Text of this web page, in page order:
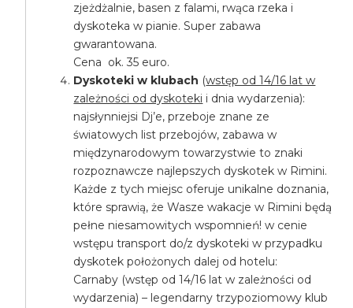
zjeżdżalnie, basen z falami, rwąca rzeka i
dyskoteka w pianie. Super zabawa
gwarantowana.
Cena ok. 35 euro.
Dyskoteki w klubach (wstęp od 14/16 lat w
zależności od dyskoteki i dnia wydarzenia):
najsłynniejsi Dj’e, przeboje znane ze
światowych list przebojów, zabawa w
międzynarodowym towarzystwie to znaki
rozpoznawcze najlepszych dyskotek w Rimini.
Każde z tych miejsc oferuje unikalne doznania,
które sprawią, że Wasze wakacje w Rimini będą
pełne niesamowitych wspomnień! w cenie
wstępu transport do/z dyskoteki w przypadku
dyskotek położonych dalej od hotelu:
Carnaby (wstęp od 14/16 lat w zależności od
wydarzenia) – legendarny trzypoziomowy klub